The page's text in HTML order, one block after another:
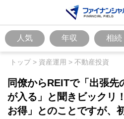
人気 年収 相続
トップ> 資産運用 > 不動産投資
同僚からREITで「出張先
が入る」と聞きビックリ
お得」とのことですが、